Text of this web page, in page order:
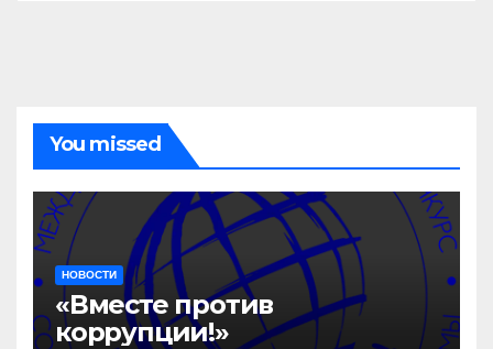
You missed
НОВОСТИ
«Вместе против
коррупции!»